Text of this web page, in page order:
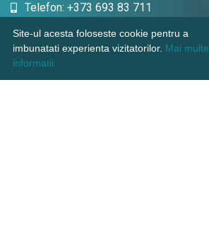
Telefon: +373 693 83 711
Email: topdent.technic@gmail.com
Site-ul acesta foloseste cookie pentru a
imbunatati experienta vizitatorilor. Mai multe
informatii